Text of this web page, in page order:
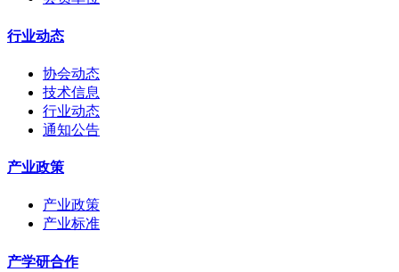
行业动态
协会动态
技术信息
行业动态
通知公告
产业政策
产业政策
产业标准
产学研合作